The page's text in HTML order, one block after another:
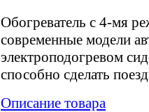
Обогреватель с 4-мя
современные модели
электроподогревом
способно сделать
Описание товара